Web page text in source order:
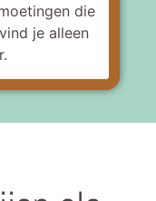
die
je alleen